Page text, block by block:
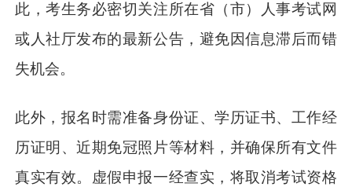
此，考生务必密切关注所在省（市）人事考试网
或人社厅发布的最新公告，避免因信息滞后而错
失机会。
此外，报名时需准备身份证、学历证书、工作经
历证明、近期免冠照片等材料，并确保所有文件
真实有效。虚假申报一经查实，将取消考试资格